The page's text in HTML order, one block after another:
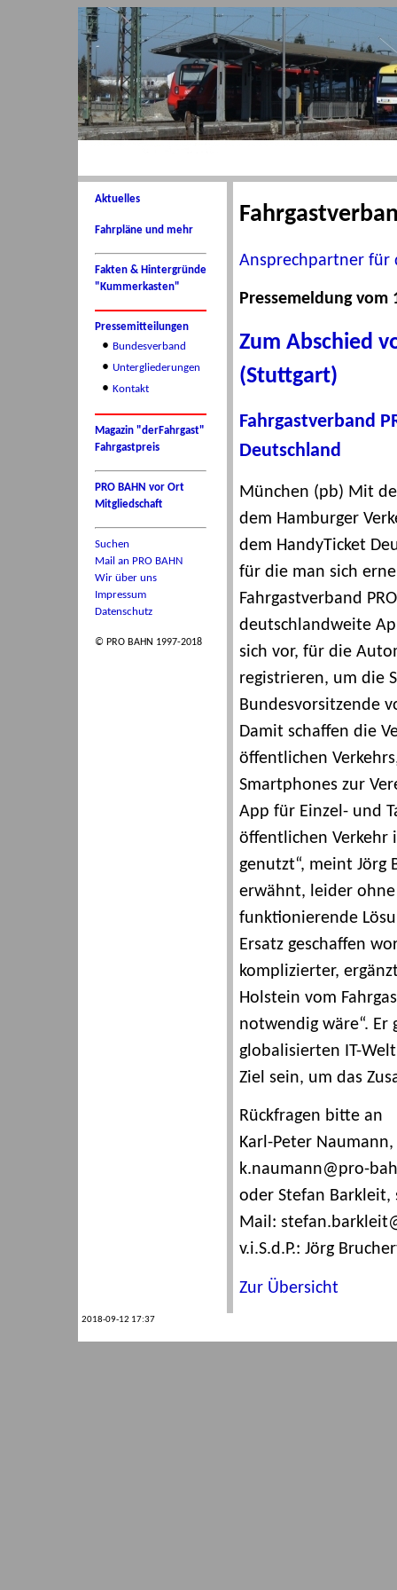
Aktuelles
Fahrpläne und mehr
Fakten & Hintergründe
"Kummerkasten"
Pressemitteilungen
• Bundesverband
• Untergliederungen
• Kontakt
Magazin "derFahrgast"
Fahrgastpreis
PRO BAHN vor Ort
Mitgliedschaft
Suchen
Mail an PRO BAHN
Wir über uns
Impressum
Datenschutz
© PRO BAHN 1997-2018
Ansprechpartner für
Pressemeldung vom
Zum Abschied
(Stuttgart)
Fahrgastverband
Deutschland
München (pb) Mit
dem Hamburger
dem HandyTicket
für die man sich
Fahrgastverband
deutschlandweite
sich vor, für die
registrieren, um die
Bundesvorsitzende
Damit schaffen die
öffentlichen
Smartphones zur
App für Einzel- und
öffentlichen Verkehr
genutzt“, meint Jörg
erwähnt, leider ohne
funktionierende
Ersatz geschaffen
komplizierter,
Holstein vom
notwendig wäre“.
globalisierten IT-
Ziel sein, um das
Rückfragen bitte an
Karl-Peter
k.naumann@pro-
oder Stefan Barkleit,
Mail:
v.i.S.d.P.: Jörg
Zur Übersicht
2018-09-12 17:37